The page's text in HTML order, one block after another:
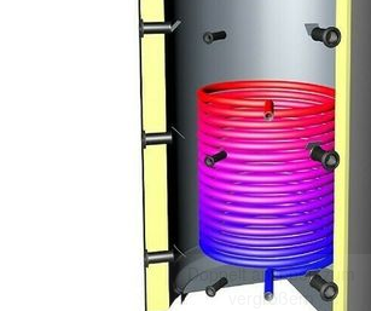
Doppelt antippen zum
vergrößern